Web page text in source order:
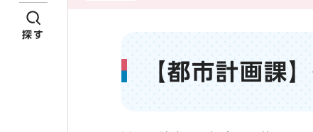
探す
【都市計画課